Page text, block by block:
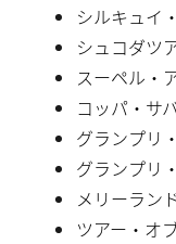
シルキュイ
シュコダツ
スーペル・
コッパ・サ
グランプリ
グランプリ
メリーラン
ツアー・オ